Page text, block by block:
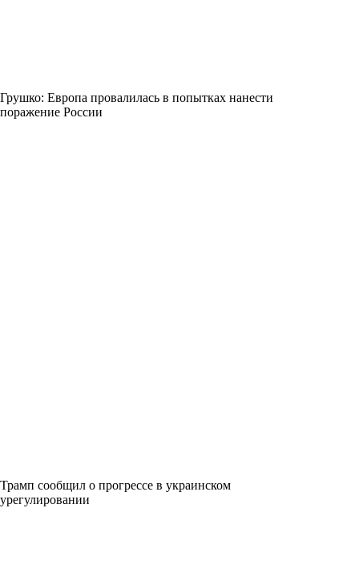
Грушко: Европа провалилась в попытках нанести
поражение России
Трамп сообщил о прогрессе в украинском
урегулировании